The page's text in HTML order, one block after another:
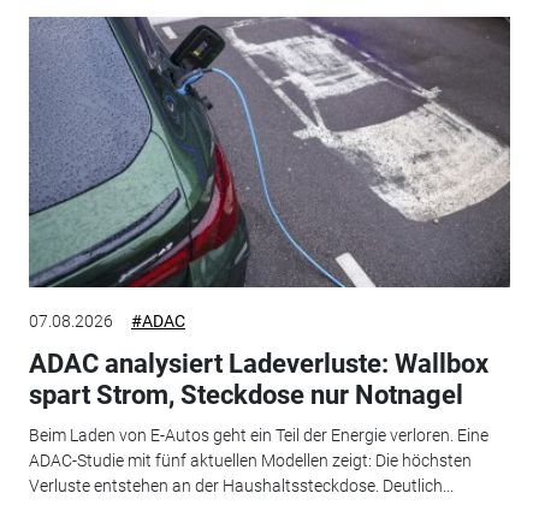
07.08.2026 #ADAC
ADAC analysiert Ladeverluste: Wallbox
spart Strom, Steckdose nur Notnagel
Beim Laden von E-Autos geht ein Teil der Energie verloren. Eine
ADAC-Studie mit fünf aktuellen Modellen zeigt: Die höchsten
Verluste entstehen an der Haushaltssteckdose. Deutlich...